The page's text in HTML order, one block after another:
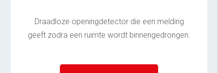
Draadloze openingdetector die een melding
geeft zodra een ruimte wordt binnengedrongen.